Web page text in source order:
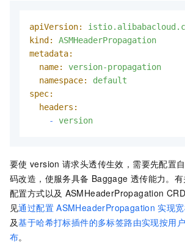
apiVersion:
kind:
ASMHeaderPropagation
metadata:
name:
version-propagation
namespace:
default
spec:
headers:
-
version
要使 version 请求头透传生效，需要先配置
码改造，使服务具备 Baggage 透传能力。
配置方式以及 ASMHeaderPropagation CRD
见通过配置 ASMHeaderPropagation 实现
及基于哈希打标插件的多标签路由实现按用
布。